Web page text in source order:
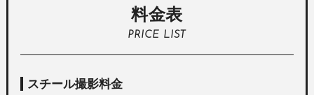
料金表
PRICE LIST
スチール撮影料金